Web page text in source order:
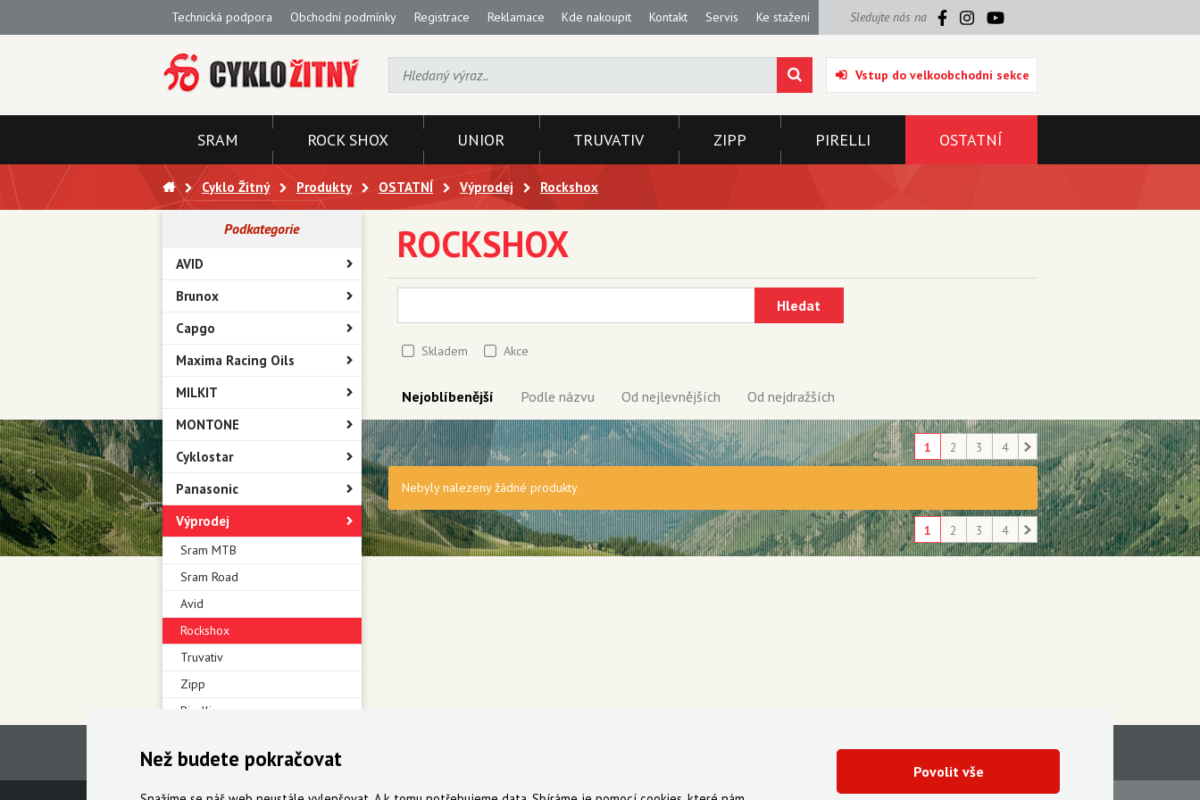
Technická podpora Obchodní podmínky Registrace Reklamace Kde nakoupit Kontakt Servis Ke stažení Sledujte nás na
Vstup do velkoobchodní sekce
SRAM ROCK SHOX UNIOR TRUVATIV ZIPP PIRELLI OSTATNÍ
Cyklo Žitný Produkty OSTATNÍ Výprodej Rockshox
Podkategorie
AVID
Brunox
Capgo
Maxima Racing Oils
MILKIT
MONTONE
Cyklostar
Panasonic
Výprodej
Sram MTB
Sram Road
Avid
Rockshox
Truvativ
Zipp
Pirelli
ROCKSHOX
Hledat
Skladem Akce
Nejoblíbenější Podle názvu Od nejlevnějších Od nejdražších
1 2 3 4
Nebyly nalezeny žádné produkty
1 2 3 4
Než budete pokračovat Povolit vše